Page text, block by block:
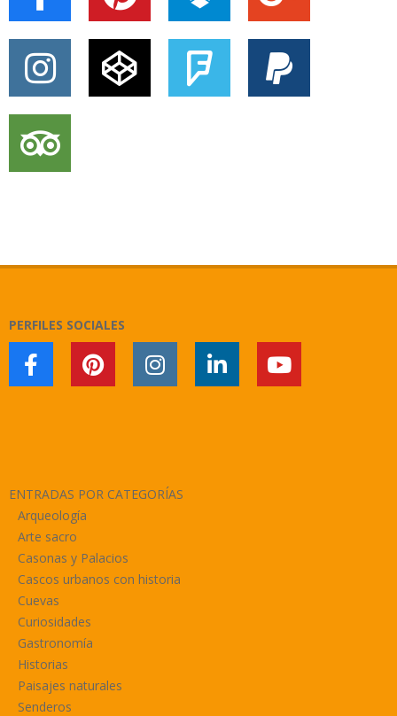
PERFILES SOCIALES
ENTRADAS POR CATEGORÍAS
Arqueología
Arte sacro
Casonas y Palacios
Cascos urbanos con historia
Cuevas
Curiosidades
Gastronomía
Historias
Paisajes naturales
Senderos